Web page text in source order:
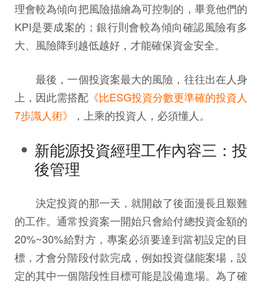
理會較為傾向把風險描繪為可控制的，畢竟他們的
KPI是要成案的；銀行則會較為傾向確認風險有多
大、風險降到越低越好，才能確保資金安全。
最後，一個投資案最大的風險，往往出在人身
上，因此需搭配 《比ESG投資分數更準確的投資人
7步識人術》
，上乘的投資人，必須懂人。
新能源投資經理工作內容三：投
後管理
決定投資的那一天，就開啟了後面漫長且艱難
的工作。通常投資案一開始只會給付總投資金額的
20%~30%給對方，專案必須要達到當初設定的目
標，才會分階段付款完成，例如投資儲能案場，設
定的其中一個階段性目標可能是設備進場。為了確